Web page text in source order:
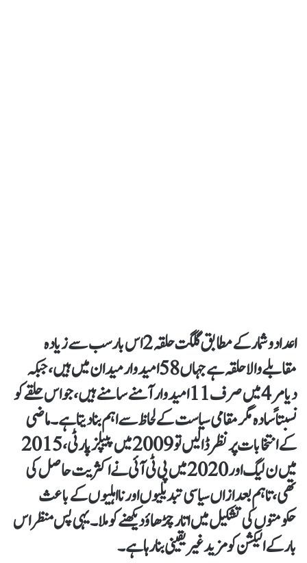
اعداد و شمار کے مطابق گلگت حلقہ 2 اس بار سب سے زیادہ
مقابلے والا حلقہ ہے جہاں 58 امیدوار میدان میں ہیں، جبکہ
دیامر 4 میں صرف 11 امیدوار آمنے سامنے ہیں، جو اس حلقے کو
نسبتاً سادہ مگر مقامی سیاست کے لحاظ سے اہم بنا دیتا ہے۔ماضی
کے انتخابات پر نظر ڈالیں تو 2009 میں پیپلز پارٹی، 2015
میں ن لیگ اور 2020 میں پی ٹی آئی نے اکثریت حاصل کی
تھی، تاہم بعد ازاں سیاسی تبدیلیوں اور نااہلیوں کے باعث
حکومتوں کی تشکیل میں اتار چڑھاؤ دیکھنے کو ملا۔ یہی پس منظر اس
بار کے الیکشن کو مزید غیر یقینی بنا رہا ہے۔